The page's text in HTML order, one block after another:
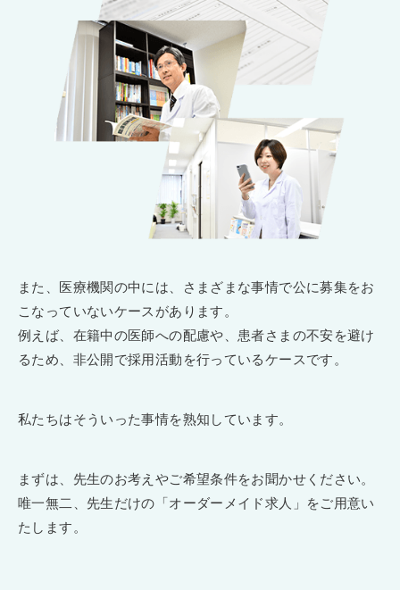
また、医療機関の中には、さまざまな事情で公に募集をお
こなっていないケースがあります。
例えば、在籍中の医師への配慮や、患者さまの不安を避け
るため、非公開で採用活動を行っているケースです。
私たちはそういった事情を熟知しています。
まずは、先生のお考えやご希望条件をお聞かせください。
唯一無二、先生だけの「オーダーメイド求人」をご用意い
たします。